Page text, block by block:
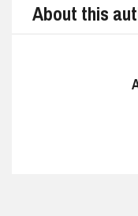
About this